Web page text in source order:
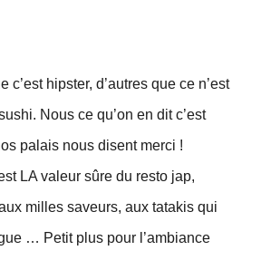
c’est hipster, d’autres que ce n’est
Nous ce qu’on en dit c’est
palais nous disent merci !
LA valeur sûre du resto jap,
milles saveurs, aux tatakis qui
… Petit plus pour l’ambiance